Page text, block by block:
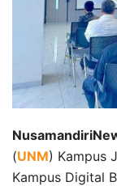
(UNM) Kampus
Kampus Digital